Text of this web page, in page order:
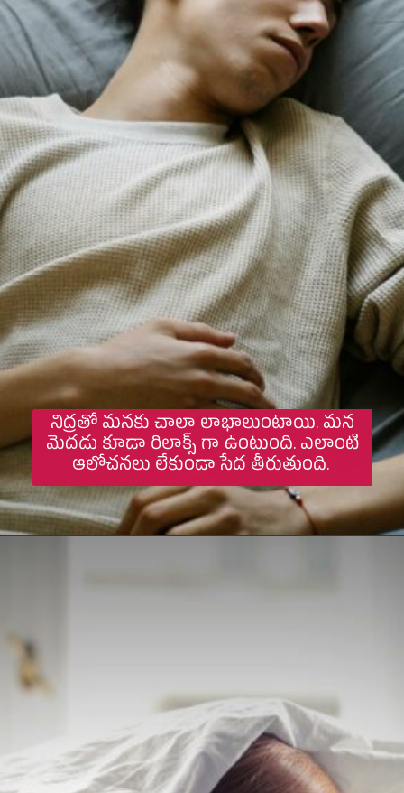
నిద్రతో మనకు చాలా లాభాలుంటాయి. మన
మెదడు కూడా రిలాక్స్ గా ఉంటుంది. ఎలాంటి
ఆలోచనలు లేకుండా సేద తీరుతుంది.